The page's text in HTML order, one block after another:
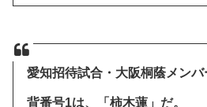
愛知招待試合・大阪桐蔭メンバ
背番号1は、「柿木蓮」だ。